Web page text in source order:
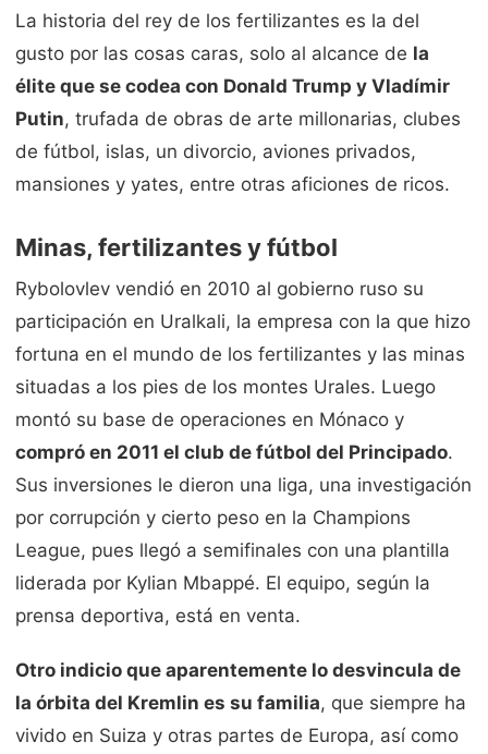
La historia del rey de los fertilizantes es la del
gusto por las cosas caras, solo al alcance de la
élite que se codea con Donald Trump y Vladímir
Putin, trufada de obras de arte millonarias, clubes
de fútbol, islas, un divorcio, aviones privados,
mansiones y yates, entre otras aficiones de ricos.
Minas, fertilizantes y fútbol
Rybolovlev vendió en 2010 al gobierno ruso su
participación en Uralkali, la empresa con la que hizo
fortuna en el mundo de los fertilizantes y las minas
situadas a los pies de los montes Urales. Luego
montó su base de operaciones en Mónaco y
compró en 2011 el club de fútbol del Principado.
Sus inversiones le dieron una liga, una investigación
por corrupción y cierto peso en la Champions
League, pues llegó a semifinales con una plantilla
liderada por Kylian Mbappé. El equipo, según la
prensa deportiva, está en venta.
Otro indicio que aparentemente lo desvincula de
la órbita del Kremlin es su familia, que siempre ha
vivido en Suiza y otras partes de Europa, así como